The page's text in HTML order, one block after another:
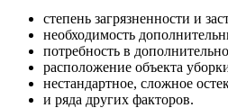
степень загрязненности и
необходимость
потребность в
расположение объекта
нестандартное, сложное
и ряда других факторов.